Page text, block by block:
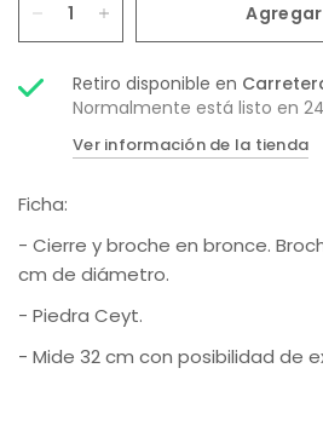
Retiro disponible en
Normalmente está listo en
Ver información de la tienda
Ficha:
- Cierre y broche en bronce.
cm de diámetro.
- Piedra Ceyt.
- Mide 32 cm con posibilidad de